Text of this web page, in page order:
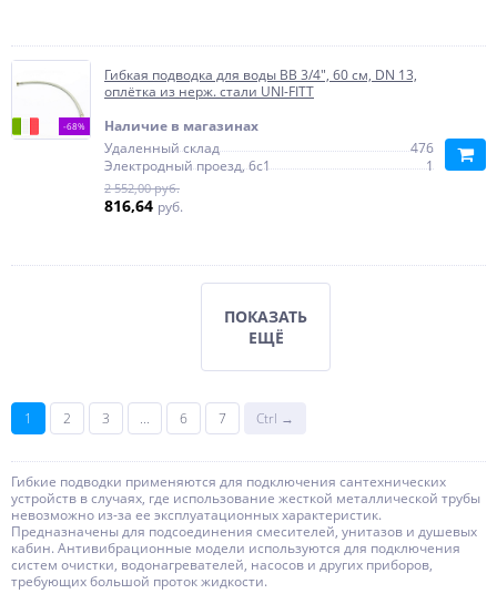
-68%
Гибкая подводка для воды ВВ 3/4", 60 см, DN 13,
оплётка из нерж. стали UNI-FITT
Наличие в магазинах
Удаленный склад
476
Электродный проезд, 6с1
1
2 552,00 руб.
816,64 руб.
ПОКАЗАТЬ
ЕЩЁ
1 2 3 ... 6 7 Ctrl →
Гибкие подводки применяются для подключения сантехнических
устройств в случаях, где использование жесткой металлической трубы
невозможно из-за ее эксплуатационных характеристик.
Предназначены для подсоединения смесителей, унитазов и душевых
кабин. Антивибрационные модели используются для подключения
систем очистки, водонагревателей, насосов и других приборов,
требующих большой проток жидкости.